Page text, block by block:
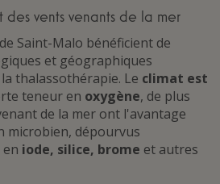
vents venants de la mer
Saint-Malo bénéficient de
et géographiques
thalassothérapie. Le climat est
teneur en oxygène, de plus
de la mer ont l'avantage
microbien, dépourvus
iode, silice, brome et autres